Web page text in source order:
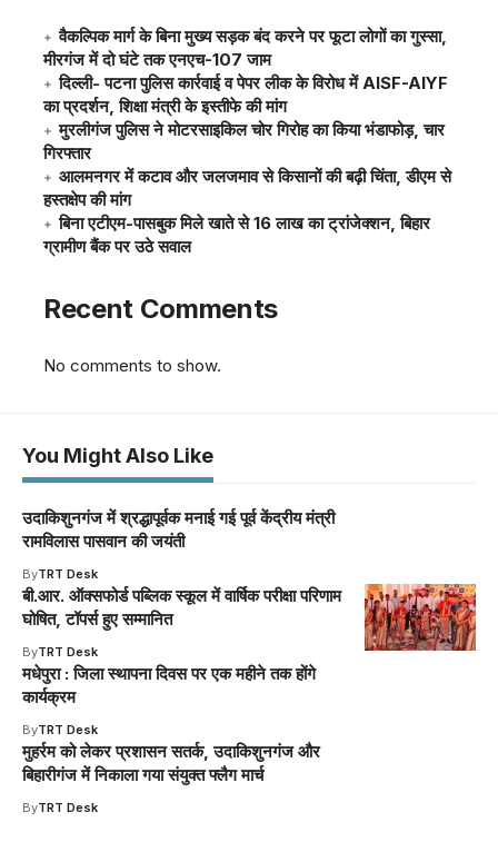
वैकल्पिक मार्ग के बिना मुख्य सड़क बंद करने पर फूटा लोगों का गुस्सा,
मीरगंज में दो घंटे तक एनएच-107 जाम
दिल्ली- पटना पुलिस कार्रवाई व पेपर लीक के विरोध में AISF-AIYF
का प्रदर्शन, शिक्षा मंत्री के इस्तीफे की मांग
मुरलीगंज पुलिस ने मोटरसाइकिल चोर गिरोह का किया भंडाफोड़, चार
गिरफ्तार
आलमनगर में कटाव और जलजमाव से किसानों की बढ़ी चिंता, डीएम से
हस्तक्षेप की मांग
बिना एटीएम-पासबुक मिले खाते से 16 लाख का ट्रांजेक्शन, बिहार
ग्रामीण बैंक पर उठे सवाल
Recent Comments
No comments to show.
You Might Also Like
उदाकिशुनगंज में श्रद्धापूर्वक मनाई गई पूर्व केंद्रीय मंत्री
रामविलास पासवान की जयंती
ByTRT Desk
बी.आर. ऑक्सफोर्ड पब्लिक स्कूल में वार्षिक परीक्षा परिणाम
घोषित, टॉपर्स हुए सम्मानित
ByTRT Desk
मधेपुरा : जिला स्थापना दिवस पर एक महीने तक होंगे
कार्यक्रम
ByTRT Desk
मुहर्रम को लेकर प्रशासन सतर्क, उदाकिशुनगंज और
बिहारीगंज में निकाला गया संयुक्त फ्लैग मार्च
ByTRT Desk